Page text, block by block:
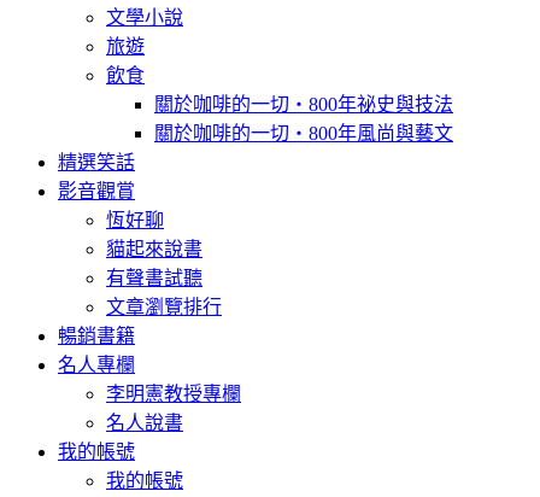
文學小說
旅遊
飲食
關於咖啡的一切‧800年祕史與技法
關於咖啡的一切‧800年風尚與藝文
精選笑話
影音觀賞
恆好聊
貓起來說書
有聲書試聽
文章瀏覽排行
暢銷書籍
名人專欄
李明憲教授專欄
名人說書
我的帳號
我的帳號